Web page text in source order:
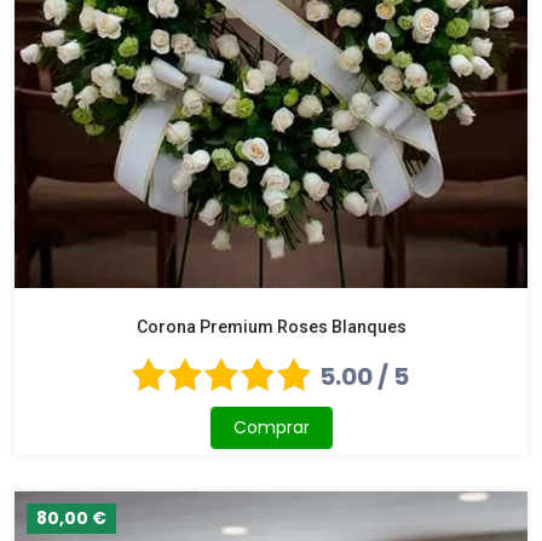
Corona Premium Roses Blanques
5.00 / 5
Comprar
80,00 €